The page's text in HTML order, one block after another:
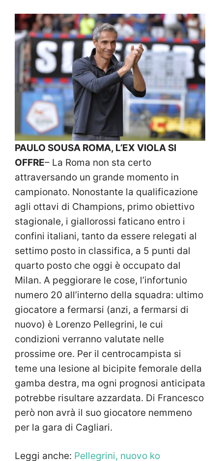
PAULO SOUSA ROMA, L’EX VIOLA SI
OFFRE– La Roma non sta certo
attraversando un grande momento in
campionato. Nonostante la qualificazione
agli ottavi di Champions, primo obiettivo
stagionale, i giallorossi faticano entro i
confini italiani, tanto da essere relegati al
settimo posto in classifica, a 5 punti dal
quarto posto che oggi è occupato dal
Milan. A peggiorare le cose, l’infortunio
numero 20 all’interno della squadra: ultimo
giocatore a fermarsi (anzi, a fermarsi di
nuovo) è Lorenzo Pellegrini, le cui
condizioni verranno valutate nelle
prossime ore. Per il centrocampista si
teme una lesione al bicipite femorale della
gamba destra, ma ogni prognosi anticipata
potrebbe risultare azzardata. Di Francesco
però non avrà il suo giocatore nemmeno
per la gara di Cagliari.
Leggi anche: Pellegrini, nuovo ko